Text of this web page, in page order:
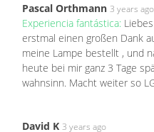
Pascal Orthmann 3 years ago
Experiencia fantástica:
erstmal einen großen Dank
meine Lampe bestellt , und
heute bei mir ganz 3 Tage
wahnsinn. Macht weiter so
David K 3 years ago